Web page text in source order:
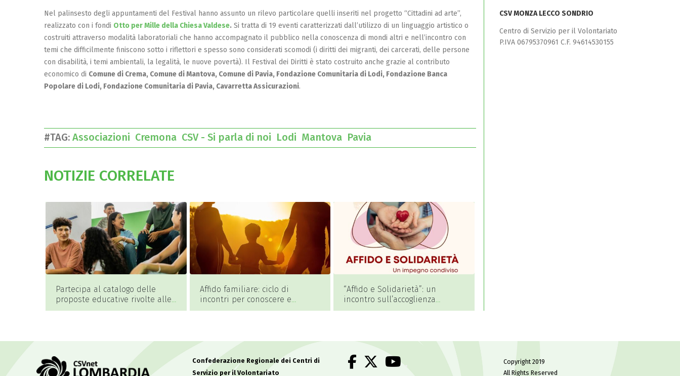
Nel palinsesto degli appuntamenti del Festival hanno assunto un rilevo particolare quelli inseriti nel progetto “Cittadini ad arte”,
realizzato con i fondi Otto per Mille della Chiesa Valdese. Si tratta di 19 eventi caratterizzati dall’utilizzo di un linguaggio artistico o
costruiti attraverso modalità laboratoriali che hanno accompagnato il pubblico nella conoscenza di mondi altri e nell’incontro con
temi che difficilmente finiscono sotto i riflettori e spesso sono considerati scomodi (i diritti dei migranti, dei carcerati, delle persone
con disabilità, i temi ambientali, la legalità, le nuove povertà). Il Festival dei Diritti è stato costruito anche grazie al contributo
economico di Comune di Crema, Comune di Mantova, Comune di Pavia, Fondazione Comunitaria di Lodi, Fondazione Banca
Popolare di Lodi, Fondazione Comunitaria di Pavia, Cavarretta Assicurazioni.
#TAG: Associazioni Cremona CSV - Si parla di noi Lodi Mantova Pavia
NOTIZIE CORRELATE
Partecipa al catalogo delle
proposte educative rivolte alle
scuole della provincia di Pavia
Affido familiare: ciclo di
incontri per conoscere e
avvicinarsi all’accoglienza a
“Affido e Solidarietà”: un
incontro sull’accoglienza
familiare a Torre de’ Picenardi
CSV MONZA LECCO SONDRIO
Centro di Servizio per il Volontariato
P.IVA 06795370961 C.F. 94614530155
Confederazione Regionale dei Centri di
Servizio per il Volontariato
.
Copyright 2019
All Rights Reserved